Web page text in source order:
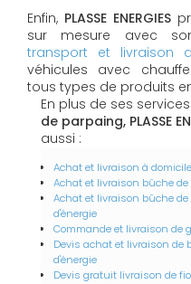
Enfin, PLASSE ENERGIES
sur mesure avec
transport et livraison
véhicules avec
tous types de produits
En plus de ses services
de parpaing, PLASSE
aussi :
Achat et livraison à
Achat et livraison bûche
Achat et livraison bûche
d'énergie
Commande et livraison de
Devis achat et livraison de
d'énergie
Devis gratuit livraison de